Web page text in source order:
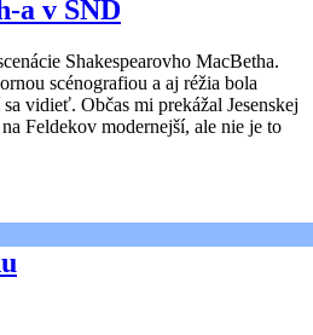
a v SND
Shakespearovho MacBetha.
scénografiou a aj réžia bola
vidieť. Občas mi prekážal Jesenskej
Feldekov modernejší, ale nie je to